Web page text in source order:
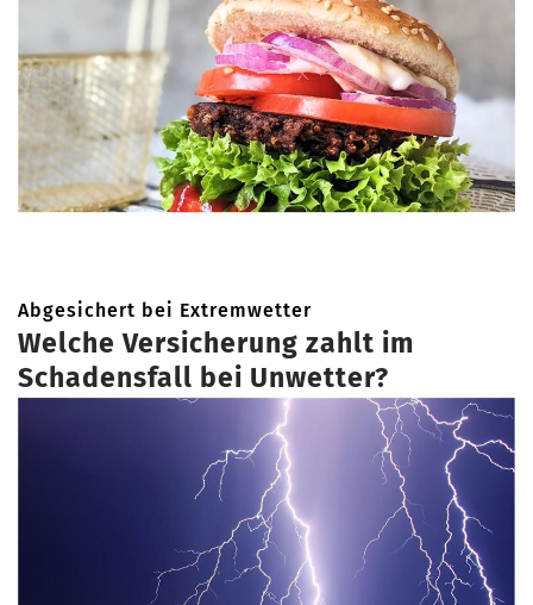
Abgesichert bei Extremwetter
Welche Versicherung zahlt im
Schadensfall bei Unwetter?